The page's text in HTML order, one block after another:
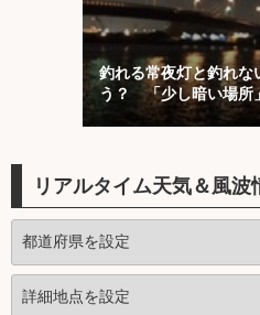
釣れる常夜灯と釣れな
う？ 「少し暗い場所
リアルタイム天気＆風波